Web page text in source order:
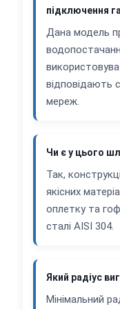
підключення
Дана модель
відповідають
мереж.
Чи є у цього
Так,
якісних
оплетку та
сталі AISI 304.
Який радіус
Мінімальний